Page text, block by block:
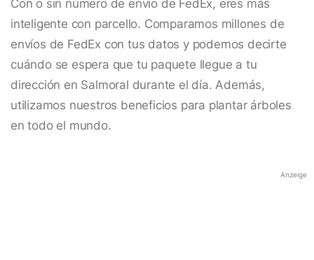
Con o sin número de envío de FedEx, eres más
inteligente con parcello. Comparamos millones de
envíos de FedEx con tus datos y podemos decirte
cuándo se espera que tu paquete llegue a tu
dirección en Salmoral durante el día. Además,
utilizamos nuestros beneficios para plantar árboles
en todo el mundo.
Anzeige